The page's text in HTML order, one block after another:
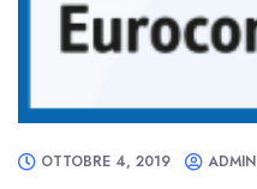
OTTOBRE 4, 2019 ADMIN